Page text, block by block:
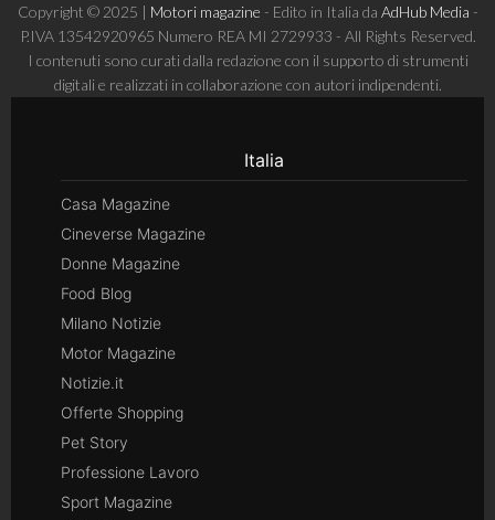
Copyright © 2025 | Motori magazine - Edito in Italia da AdHub Media -
P.IVA 13542920965 Numero REA MI 2729933 - All Rights Reserved.
I contenuti sono curati dalla redazione con il supporto di strumenti
digitali e realizzati in collaborazione con autori indipendenti.
Italia
Casa Magazine
Cineverse Magazine
Donne Magazine
Food Blog
Milano Notizie
Motor Magazine
Notizie.it
Offerte Shopping
Pet Story
Professione Lavoro
Sport Magazine